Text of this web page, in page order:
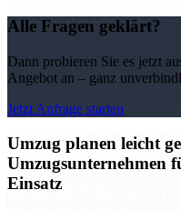
Alle Fragen geklärt?
Dann probieren Sie es jetzt
Angebot an – ganz
Jetzt Anfrage starten
Umzug planen leicht
Umzugsunternehmen
Einsatz